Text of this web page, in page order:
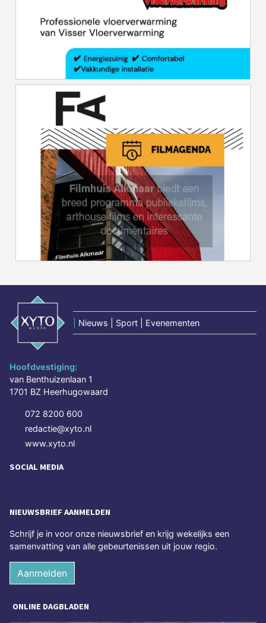
Nieuws | Sport | Evenementen
Hoofdvestiging:
van Benthuizenlaan 1
1701 BZ Heerhugowaard
072 8200 600
redactie@xyto.nl
www.xyto.nl
SOCIAL MEDIA
NIEUWSBRIEF AANMELDEN
Schrijf je in voor onze nieuwsbrief en krijg wekelijks een
samenvatting van alle gebeurtenissen uit jouw regio.
Aanmelden
ONLINE DAGBLADEN